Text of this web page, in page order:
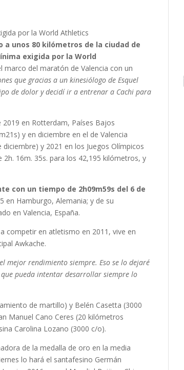
por la World Athletics
a unos 80 kilómetros de la ciudad de
exigida por la World
marco del maratón de Valencia con un
que gracias a un kinesiólogo de Esquel
de dolor y decidí ir a entrenar a Cachi para
2019 en Rotterdam, Países Bajos
y en diciembre en el de Valencia
y 2021 en los Juegos Olímpicos
16m. 35s. para los 42,195 kilómetros, y
con un tiempo de 2h09m59s del 6 de
en Hamburgo, Alemania; y de su
en Valencia, España.
competir en atletismo en 2011, vive en
Awkache.
mejor rendimiento siempre. Eso se lo dejaré
pueda intentar desarrollar siempre lo
de martillo) y Belén Casetta (3000
Manuel Cano Ceres (20 kilómetros
Carolina Lozano (3000 c/o).
de la medalla de oro en la media
lo hará el santafesino Germán